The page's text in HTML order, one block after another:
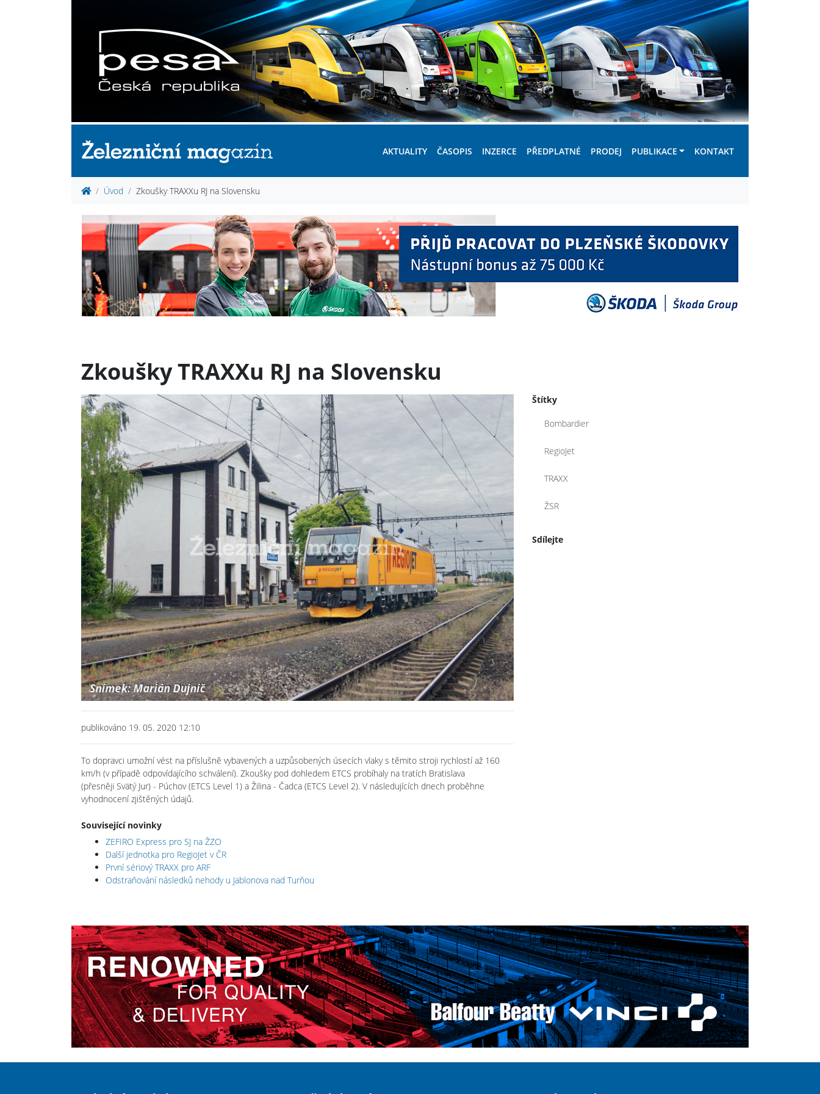
AKTUALITY ČASOPIS INZERCE PŘEDPLATNÉ PRODEJ PUBLIKACE KONTAKT
Úvod Zkoušky TRAXXu RJ na Slovensku
Zkoušky TRAXXu RJ na Slovensku
publikováno 19. 05. 2020 12:10
To dopravci umožní vést na příslušně vybavených a uzpůsobených úsecích vlaky s těmito stroji rychlostí až 160
km/h (v případě odpovídajícího schválení). Zkoušky pod dohledem ETCS probíhaly na tratích Bratislava
(přesněji Svätý Jur) - Púchov (ETCS Level 1) a Žilina - Čadca (ETCS Level 2). V následujících dnech proběhne
vyhodnocení zjištěných údajů.
Související novinky
ZEFIRO Express pro SJ na ŽZO
Další jednotka pro RegioJet v ČR
První sériový TRAXX pro ARF
Odstraňování následků nehody u Jablonova nad Turňou
Štítky
Bombardier
RegioJet
TRAXX
ŽSR
Sdílejte